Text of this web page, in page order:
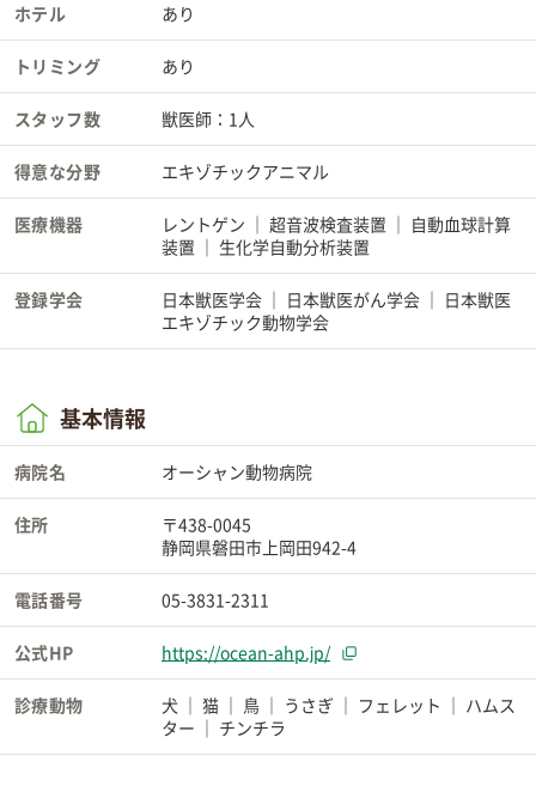
ホテル あり
トリミング あり
スタッフ数 獣医師：1人
得意な分野 エキゾチックアニマル
医療機器 レントゲン 超音波検査装置
自動血球計算
装置
生化学自動分析装置
登録学会 日本獣医学会 日本獣医がん学会
日本獣医
エキゾチック動物学会
基本情報
病院名 オーシャン動物病院
住所
〒438-0045
静岡県磐田市上岡田942-4
電話番号 05-3831-2311
公式HP https://ocean-ahp.jp/
診療動物 犬 猫 鳥 うさぎ フェレット
ハムス
ター
チンチラ